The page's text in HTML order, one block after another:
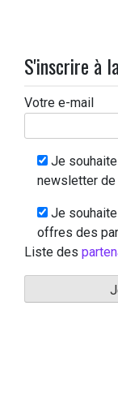
S'inscrire à
Votre e-mail
Je
newsletter de
Je
offres des
Liste des